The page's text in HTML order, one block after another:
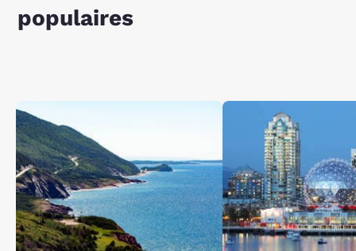
populaires